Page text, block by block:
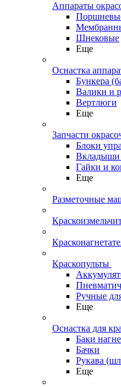
Аппараты
Шнековые
Еще
Оснастка
Бункера
Валики и
Вертлюги
Еще
Запчасти
Блоки
Вкладыши
Гайки и
Еще
Разметочные
Краскопульты
Ручные
Еще
Оснастка для
Баки
Бачки
Рукава
Еще